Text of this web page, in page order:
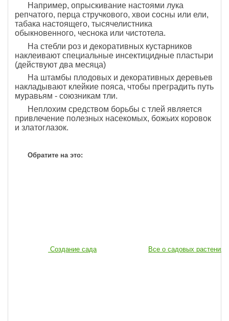
Например, опрыскивание настоями лука
репчатого, перца стручкового, хвои сосны или ели,
табака настоящего, тысячелистника
обыкновенного, чеснока или чистотела.
На стебли роз и декоративных кустарников
наклеивают специальные инсектицидные пластыри
(действуют два месяца)
На штамбы плодовых и декоративных деревьев
накладывают клейкие пояса, чтобы преградить путь
муравьям - союзникам тли.
Неплохим средством борьбы с тлей является
привлечение полезных насекомых, божьих коровок
и златоглазок.
Обратите на это:
Создание сада Все о садовых растениях